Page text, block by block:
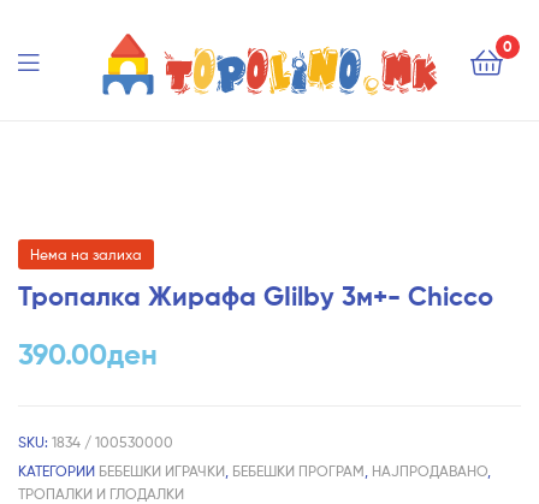
0
Нема на залиха
Тропалка Жирафа GIilby 3м+- Chicco
390.00ден
SKU: 1834 / 100530000
КАТЕГОРИИ БЕБЕШКИ ИГРАЧКИ БЕБЕШКИ ПРОГРАМ НАЈПРОДАВАНО
ТРОПАЛКИ И ГЛОДАЛКИ